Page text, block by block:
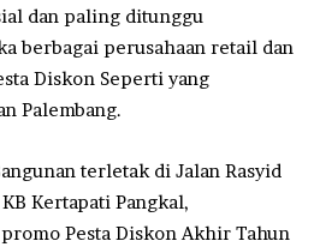
dan paling ditunggu
berbagai perusahaan retail dan
Diskon Seperti yang
Palembang.
terletak di Jalan Rasyid
Kertapati Pangkal,
Pesta Diskon Akhir Tahun